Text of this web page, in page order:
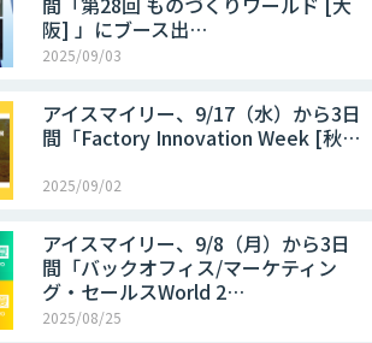
阪] 」にブース出…
2025/09/03
アイスマイリー、9/17（水）から3日
間「Factory Innovation Week [秋…
2025/09/02
アイスマイリー、9/8（月）から3日
間「バックオフィス/マーケティン
グ・セールスWorld 2…
2025/08/25